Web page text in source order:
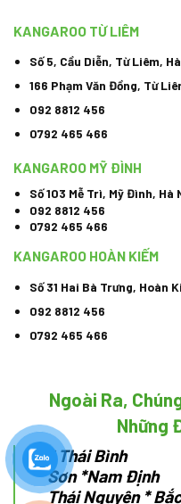
KANGAROO TỪ LIÊM
Số 5, Cầu Diễn, Từ Liêm,
166 Phạm Văn Đồng, Từ
092 8812 456
0792 465 466
KANGAROO MỸ ĐÌNH
Số 103 Mễ Trì, Mỹ Đình, Hà
092 8812 456
0792 465 466
KANGAROO HOÀN KIẾM
Số 31 Hai Bà Trưng, Hoàn
092 8812 456
0792 465 466
Ngoài Ra,
Những
*Thái Bình *
Sơn *Nam
Thái Nguyên *